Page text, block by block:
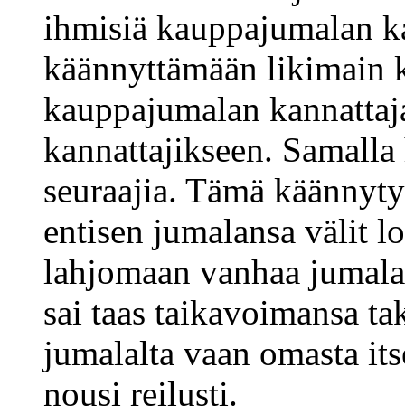
ihmisiä kauppajumalan
käännyttämään likimain
kauppajumalan
kannattajikseen.
seuraajia. Tämä
entisen jumalansa välit
lahjomaan vanhaa
sai taas taikavoimansa
jumalalta vaan omasta
nousi reilusti.